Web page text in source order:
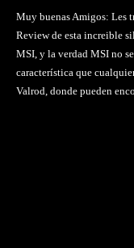
Muy buenas Amigos: Les
Review de esta increible
MSI, y la verdad MSI no
característica que
Valrod, donde pueden